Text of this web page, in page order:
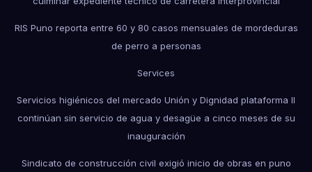
RIS Puno reporta entre 60 y 80 casos mensuales de mordeduras
de perro a personas
Services
Servicios higiénicos del mercado Unión y Dignidad plataforma II
continúan sin servicio de agua y desagüe a cinco meses de su
inauguración
Sindicato de construcción civil exigió inicio de obras en puno